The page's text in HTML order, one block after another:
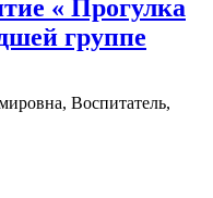
« Прогулка
группе
Воспитатель,